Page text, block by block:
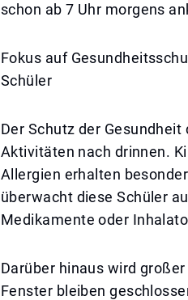
schon ab 7 Uhr morgens
Fokus auf
Schüler
Der Schutz der
Aktivitäten nach drinnen.
Allergien erhalten
überwacht diese Schüler
Medikamente oder
Darüber hinaus wird
Fenster bleiben